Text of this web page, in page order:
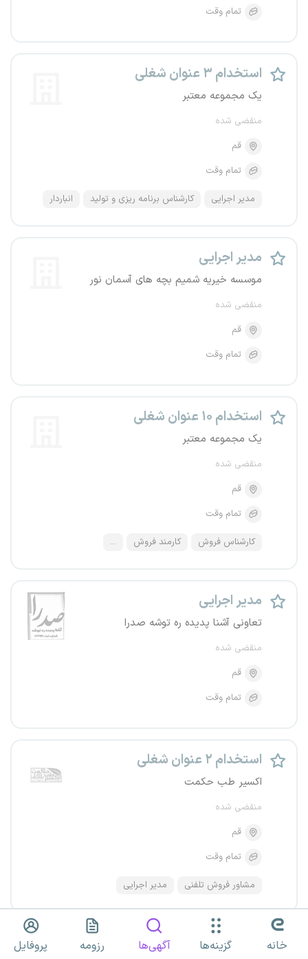
تمام وقت
استخدام ۳ عنوان شغلی
یک مجموعه معتبر
منقضی شده
قم
تمام وقت
مدیر اجرایی کارشناس برنامه ریزی و تولید انباردار
مدیر اجرایی
موسسه خیریه شمیم بچه های آسمان نور
منقضی شده
قم
تمام وقت
استخدام ۱۰ عنوان شغلی
یک مجموعه معتبر
منقضی شده
قم
تمام وقت
کارشناس فروش کارمند فروش ...
مدیر اجرایی
تعاونی آشنا پدیده ره توشه صدرا
منقضی شده
قم
تمام وقت
استخدام ۲ عنوان شغلی
اکسیر طب حکمت
منقضی شده
قم
تمام وقت
مشاور فروش تلفنی مدیر اجرایی
مدیر اجرایی خانه گزینه‌ها آگهی‌ها رزومه پروفایل